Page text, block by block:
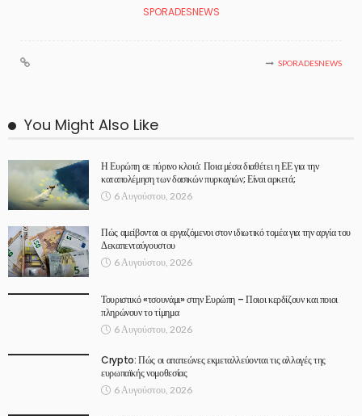
SPORADESNEWS
SPORADESNEWS
You Might Also Like
Η Ευρώπη σε πύρινο κλοιό: Ποια μέσα διαθέτει η ΕΕ για την
καταπολέμηση των δασικών πυρκαγιών; Είναι αρκετά;
6 Αυγούστου, 2026
Πώς αμείβονται οι εργαζόμενοι στον ιδιωτικό τομέα για την αργία του
Δεκαπενταύγουστου
6 Αυγούστου, 2026
Τουριστικό «τσουνάμι» στην Ευρώπη – Ποιοι κερδίζουν και ποιοι
πληρώνουν το τίμημα
6 Αυγούστου, 2026
Crypto: Πώς οι απατεώνες εκμεταλλεύονται τις αλλαγές της
ευρωπαϊκής νομοθεσίας
6 Αυγούστου, 2026